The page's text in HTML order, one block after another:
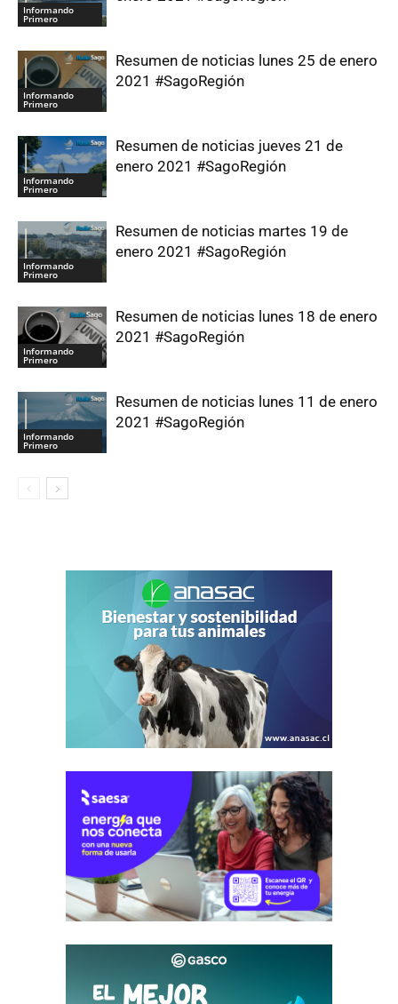
Informando
Primero
Informando
Primero
Resumen de noticias lunes 25 de enero
2021 #SagoRegión
Informando
Primero
Resumen de noticias jueves 21 de
enero 2021 #SagoRegión
Informando
Primero
Resumen de noticias martes 19 de
enero 2021 #SagoRegión
Informando
Primero
Resumen de noticias lunes 18 de enero
2021 #SagoRegión
Informando
Primero
Resumen de noticias lunes 11 de enero
2021 #SagoRegión